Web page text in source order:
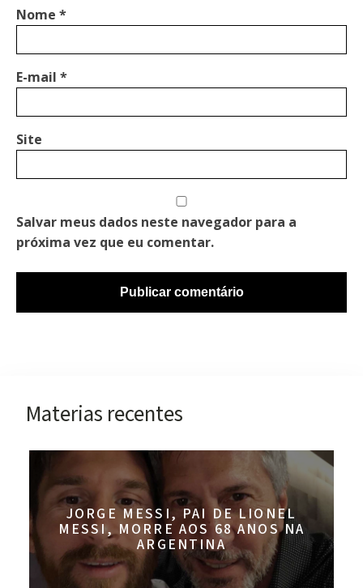
Nome *
E-mail *
Site
Salvar meus dados neste navegador para a
próxima vez que eu comentar.
Materias recentes
JORGE MESSI, PAI DE LIONEL
MESSI, MORRE AOS 68 ANOS NA
ARGENTINA